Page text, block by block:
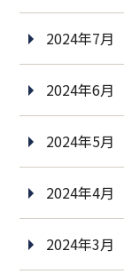
2024年7月
2024年6月
2024年5月
2024年4月
2024年3月